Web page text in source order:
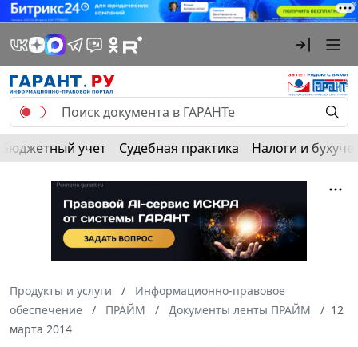
Бюджетный учет Судебная практика Налоги и
Продукты и услуги
Информационно-правовое
обеспечение
ПРАЙМ Документы ленты ПРАЙМ
12
марта 2014